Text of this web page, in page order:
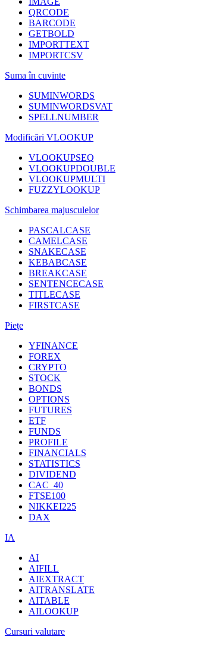
QRCODE
BARCODE
GETBOLD
IMPORTTEXT
IMPORTCSV
Suma în cuvinte
SUMINWORDS
SUMINWORDSVAT
SPELLNUMBER
Modificări VLOOKUP
VLOOKUPSEQ
VLOOKUPDOUBLE
VLOOKUPMULTI
FUZZYLOOKUP
Schimbarea majusculelor
PASCALCASE
CAMELCASE
SNAKECASE
KEBABCASE
BREAKCASE
SENTENCECASE
TITLECASE
FIRSTCASE
Piețe
YFINANCE
FOREX
CRYPTO
STOCK
BONDS
OPTIONS
FUTURES
ETF
FUNDS
PROFILE
FINANCIALS
STATISTICS
DIVIDEND
CAC_40
FTSE100
NIKKEI225
DAX
IA
AI
AIFILL
AIEXTRACT
AITRANSLATE
AITABLE
AILOOKUP
Cursuri valutare